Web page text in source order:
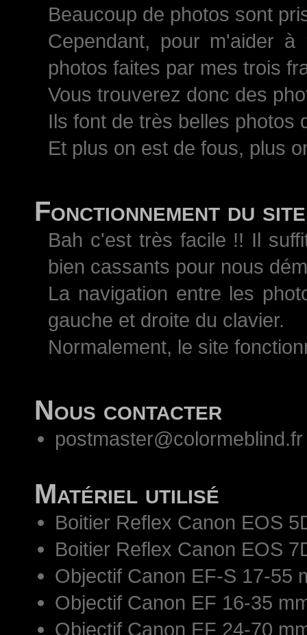
Beaucoup de photos sont
Cependant, pour m'aider
photos faites par mes trois
Vous trouverez donc des
Ils font de très belles photos
Et plus on est de fous, plus
Fonctionnement du site
Bah c'est très facile !! Il
bien cassants pour nous
La navigation entre les
gauche et droite du clavier.
Normalement, le site
Nous contacter
postmaster@colormeblind.fr
Matériel utilisé
Boitier Reflex Canon EOS
Boitier Reflex Canon EOS
Objectif Canon EF-S 17-55
Objectif Canon EF 16-35
Objectif Canon EF 24-70